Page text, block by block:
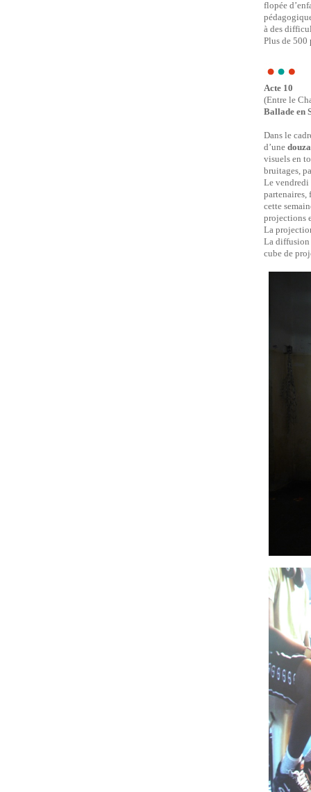
flopée
à des
Plus de 500
Acte 10
(Entre le
Ballade en
Dans le
d’une
visuels en
bruitages,
Le vendredi
cette
projections
La
La diffusion
cube de